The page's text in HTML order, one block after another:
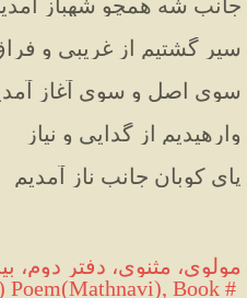
جانب شه همچو شهباز
سیر گشتیم از غریبی و
سوی اصل و سوی آغاز
وارهیدیم از گدایی و نیاز
پای کوبان جانب ناز آمدیم
مولوی، مثنوی، دفتر دوم، بیت
Poem(Mathnavi), Book #